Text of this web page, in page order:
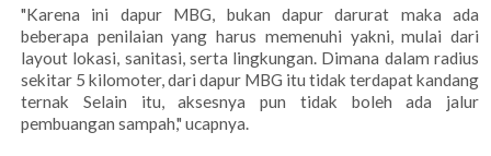
"Karena ini dapur MBG, bukan dapur darurat maka ada
beberapa penilaian yang harus memenuhi yakni, mulai dari
layout lokasi, sanitasi, serta lingkungan. Dimana dalam radius
sekitar 5 kilomoter, dari dapur MBG itu tidak terdapat kandang
ternak Selain itu, aksesnya pun tidak boleh ada jalur
pembuangan sampah," ucapnya.